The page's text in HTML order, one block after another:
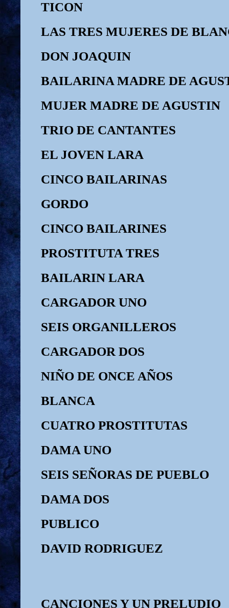
TICON
LAS TRES MUJERES DE
DON JOAQUIN
BAILARINA MADRE DE
MUJER MADRE DE
TRIO DE CANTANTES
EL JOVEN LARA
CINCO BAILARINAS
GORDO
CINCO BAILARINES
PROSTITUTA TRES
BAILARIN LARA
CARGADOR UNO
SEIS ORGANILLEROS
CARGADOR DOS
NIÑO DE ONCE AÑOS
BLANCA
CUATRO PROSTITUTAS
DAMA UNO
SEIS SEÑORAS DE PUEBLO
DAMA DOS
PUBLICO
DAVID RODRIGUEZ
CANCIONES Y UN PRELUDIO